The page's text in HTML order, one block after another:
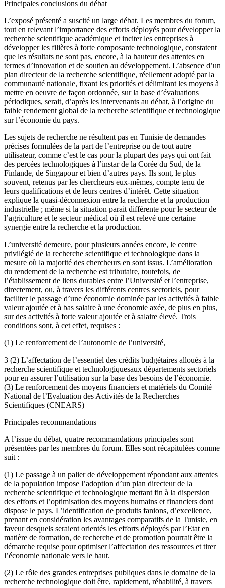
Principales conclusions du débat
L’exposé présenté a suscité un large débat. Les membres du forum,
tout en relevant l’importance des efforts déployés pour développer la
recherche scientifique académique et inciter les entreprises à
développer les filières à forte composante technologique, constatent
que les résultats ne sont pas, encore, à la hauteur des attentes en
termes d’innovation et de soutien au développement. L’absence d’un
plan directeur de la recherche scientifique, réellement adopté par la
communauté nationale, fixant les priorités et délimitant les moyens à
mettre en oeuvre de façon ordonnée, sur la base d’évaluations
périodiques, serait, d’après les intervenants au débat, à l’origine du
faible rendement global de la recherche scientifique et technologique
sur l’économie du pays.
Les sujets de recherche ne résultent pas en Tunisie de demandes
précises formulées de la part de l’entreprise ou de tout autre
utilisateur, comme c’est le cas pour la plupart des pays qui ont fait
des percées technologiques à l’instar de la Corée du Sud, de la
Finlande, de Singapour et bien d’autres pays. Ils sont, le plus
souvent, retenus par les chercheurs eux-mêmes, compte tenu de
leurs qualifications et de leurs centres d’intérêt. Cette situation
explique la quasi-déconnexion entre la recherche et la production
industrielle ; même si la situation parait différente pour le secteur de
l’agriculture et le secteur médical où il est relevé une certaine
synergie entre la recherche et la production.
L’université demeure, pour plusieurs années encore, le centre
privilégié de la recherche scientifique et technologique dans la
mesure où la majorité des chercheurs en sont issus. L’amélioration
du rendement de la recherche est tributaire, toutefois, de
l’établissement de liens durables entre l’Université et l’entreprise,
directement, ou, à travers les différents centres sectoriels, pour
faciliter le passage d’une économie dominée par les activités à faible
valeur ajoutée et à bas salaire à une économie axée, de plus en plus,
sur des activités à forte valeur ajoutée et à salaire élevé. Trois
conditions sont, à cet effet, requises :
(1) Le renforcement de l’autonomie de l’université,
3 (2) L’affectation de l’essentiel des crédits budgétaires alloués à la
recherche scientifique et technologiquesaux départements sectoriels
pour en assurer l’utilisation sur la base des besoins de l’économie.
(3) Le renforcement des moyens financiers et matériels du Comité
National de l’Evaluation des Activités de la Recherches
Scientifiques (CNEARS)
Principales recommandations
A l’issue du débat, quatre recommandations principales sont
présentées par les membres du forum. Elles sont récapitulées comme
suit :
(1) Le passage à un palier de développement répondant aux attentes
de la population impose l’adoption d’un plan directeur de la
recherche scientifique et technologique mettant fin à la dispersion
des efforts et l’optimisation des moyens humains et financiers dont
dispose le pays. L’identification de produits fanions, d’excellence,
prenant en considération les avantages comparatifs de la Tunisie, en
faveur desquels seraient orientés les efforts déployés par l’Etat en
matière de formation, de recherche et de promotion pourrait être la
démarche requise pour optimiser l’affectation des ressources et tirer
l’économie nationale vers le haut.
(2) Le rôle des grandes entreprises publiques dans le domaine de la
recherche technologique doit être, rapidement, réhabilité, à travers